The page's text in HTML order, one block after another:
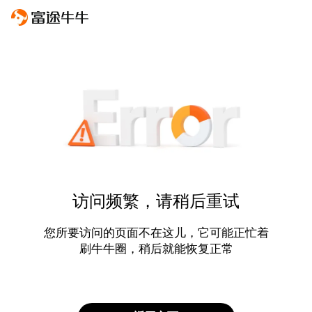
访问频繁，请稍后重试
您所要访问的页面不在这儿，它可能正忙着
刷牛牛圈，稍后就能恢复正常